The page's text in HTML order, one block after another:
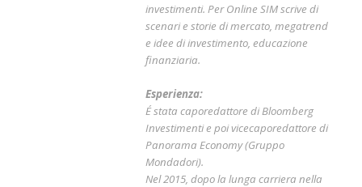
investimenti. Per Online SIM scrive di
scenari e storie di mercato, megatrend
e idee di investimento, educazione
finanziaria.
Esperienza:
É stata caporedattore di Bloomberg
Investimenti e poi vicecaporedattore di
Panorama Economy (Gruppo
Mondadori).
Nel 2015, dopo la lunga carriera nella